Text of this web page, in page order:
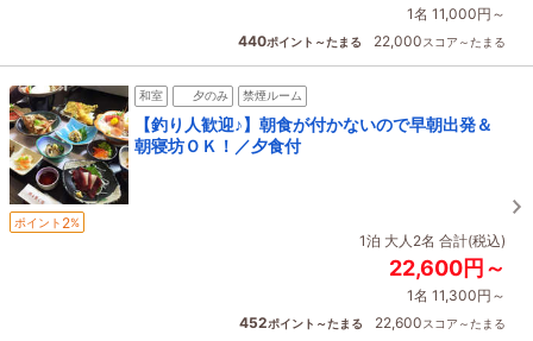
1名 11,000円～
440ポイント～たまる 22,000スコア～たまる
和室 夕のみ 禁煙ルーム
【釣り人歓迎♪】朝食が付かないので早朝出発＆
朝寝坊ＯＫ！／夕食付
ポイント 2%
1泊 大人2名 合計(税込)
22,600円～
1名 11,300円～
452ポイント～たまる 22,600スコア～たまる